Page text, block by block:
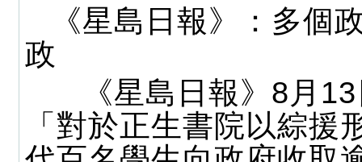
《星島日報》：多個
政
《星島日報》8月13
「對於正生書院以綜援